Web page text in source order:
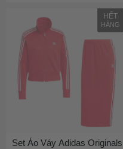
HẾT
HÀNG
Set Áo Váy Adidas Originals